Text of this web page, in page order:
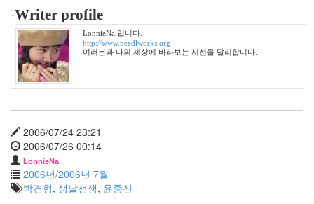
Writer profile
LonnieNa 입니다.
http://www.needlworks.org
여러분과 나의 세상에 바라보는 시선을 달리합니다.
2006/07/24 23:21
2006/07/26 00:14
LonnieNa
2006년/2006년 7월
박건형, 생날선생, 윤종신
MISSHA
rain
예
선
거
남
상
미